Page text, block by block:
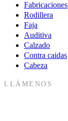
Fabricaciones
Rodillera
Faja
Auditiva
Calzado
Contra caidas
Cabeza
LLÁMENOS